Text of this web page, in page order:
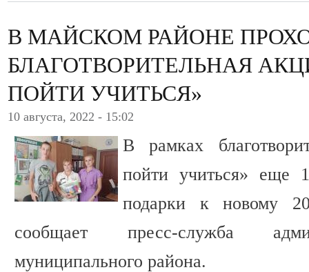
В МАЙСКОМ РАЙОНЕ
БЛАГОТВОРИТЕЛЬНАЯ
ПОЙТИ УЧИТЬСЯ»
10 августа, 2022 - 15:02
В рамках
пойти учиться» еще
подарки к новому
сообщает пресс-служба
муниципального района.